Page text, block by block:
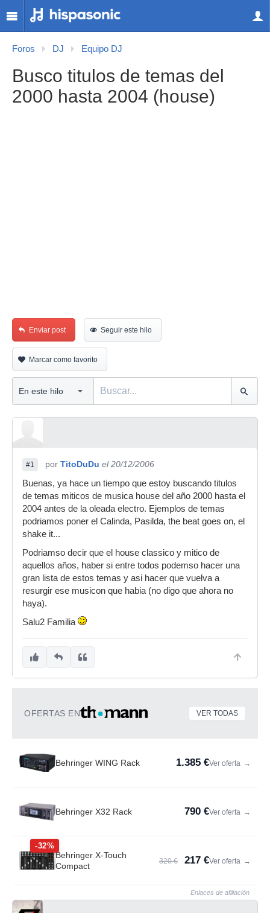
Foros DJ Equipo DJ
Busco titulos de temas del
2000 hasta 2004 (house)
Enviar post Seguir este hilo
Marcar como favorito
#1 por TitoDuDu el 20/12/2006
Buenas, ya hace un tiempo que estoy buscando titulos
de temas miticos de musica house del año 2000 hasta el
2004 antes de la oleada electro. Ejemplos de temas
podriamos poner el Calinda, Pasilda, the beat goes on, el
shake it...
Podriamso decir que el house classico y mitico de
aquellos años, haber si entre todos podemso hacer una
gran lista de estos temas y asi hacer que vuelva a
resurgir ese musicon que habia (no digo que ahora no
haya).
Salu2 Familia
OFERTAS EN VER TODAS
Behringer WING Rack 1.385 €Ver oferta →
Behringer X32 Rack 790 €Ver oferta →
-32%
Behringer X-Touch
Compact
320 € 217 €Ver oferta →
Enlaces de afiliación